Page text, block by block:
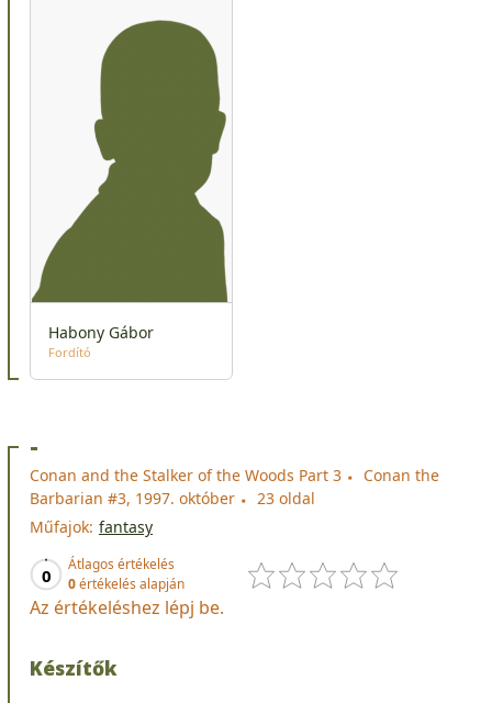
Habony Gábor
Fordító
-
Conan and the Stalker of the Woods Part 3
Conan the
Barbarian #3, 1997. október
23 oldal
Műfajok: fantasy
0
Átlagos értékelés
0értékelés alapján
Az értékeléshez lépj be.
Készítők